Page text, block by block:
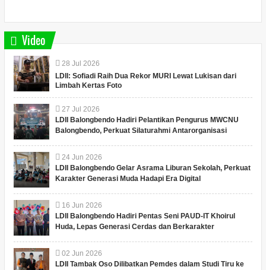
Video
28 Jul 2026
LDII: Sofiadi Raih Dua Rekor MURI Lewat Lukisan dari
Limbah Kertas Foto
27 Jul 2026
LDII Balongbendo Hadiri Pelantikan Pengurus MWCNU
Balongbendo, Perkuat Silaturahmi Antarorganisasi
24 Jun 2026
LDII Balongbendo Gelar Asrama Liburan Sekolah, Perkuat
Karakter Generasi Muda Hadapi Era Digital
16 Jun 2026
LDII Balongbendo Hadiri Pentas Seni PAUD-IT Khoirul
Huda, Lepas Generasi Cerdas dan Berkarakter
02 Jun 2026
LDII Tambak Oso Dilibatkan Pemdes dalam Studi Tiru ke